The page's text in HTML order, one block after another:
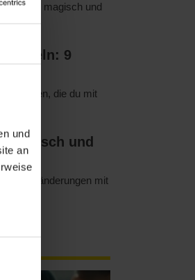
und
an
Kinder magisch und
basteln: 9
die du mit
modisch und
mit